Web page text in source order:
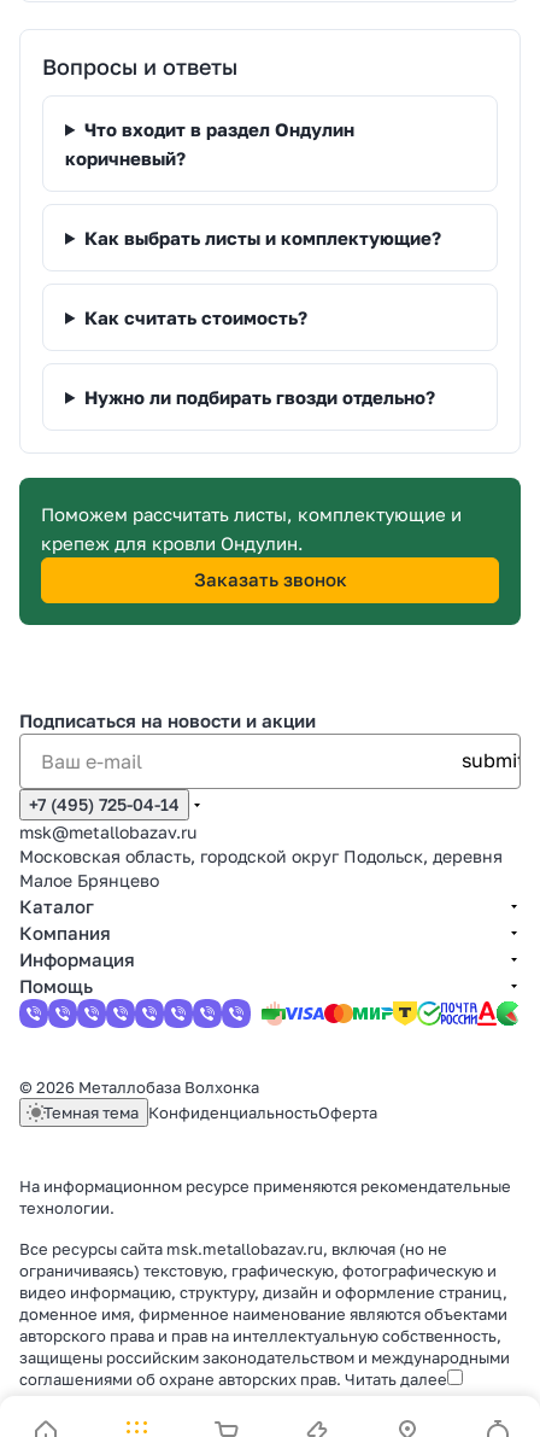
Вопросы и ответы
Что входит в раздел Ондулин
коричневый?
Как выбрать листы и комплектующие?
Как считать стоимость?
Нужно ли подбирать гвозди отдельно?
Поможем рассчитать листы, комплектующие и
крепеж для кровли Ондулин.
Заказать звонок
Подписаться на новости и акции
+7 (495) 725-04-14
msk@metallobazav.ru
Московская область, городской округ Подольск, деревня
Малое Брянцево
Каталог
Компания
Информация
Помощь
© 2026 Металлобаза Волхонка
Темная тема КонфиденциальностьОферта
На информационном ресурсе применяются рекомендательные
технологии.
Все ресурсы сайта msk.metallobazav.ru, включая (но не
ограничиваясь) текстовую, графическую, фотографическую и
видео информацию, структуру, дизайн и оформление страниц,
доменное имя, фирменное наименование являются объектами
авторского права и прав на интеллектуальную собственность,
защищены российским законодательством и международными
соглашениями об охране авторских прав. Читать далее